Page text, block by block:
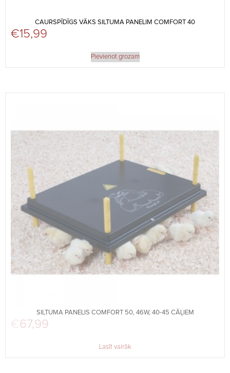
CAURSPĪDĪGS VĀKS SILTUMA PANELIM COMFORT 40
€15,99
Pievienot grozam
SILTUMA PANELIS COMFORT 50, 46W, 40-45 CĀĻIEM
€67,99
Lasīt vairāk